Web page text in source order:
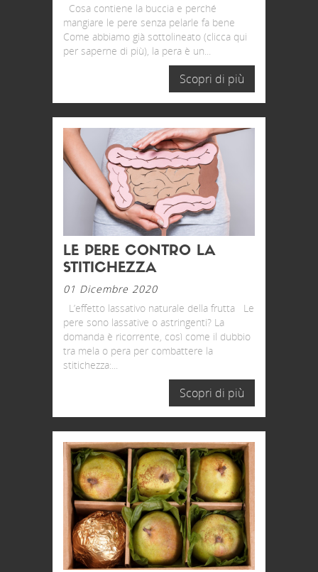
Cosa contiene la buccia e perché
mangiare le pere senza pelarle fa bene
Come abbiamo già sottolineato (clicca qui
per saperne di più), la pera è un...
Scopri di più
LE PERE CONTRO LA
STITICHEZZA
01 Dicembre 2020
L’effetto lassativo naturale della frutta Le
pere sono lassative o astringenti? La
domanda è ricorrente, così come il dubbio
tra mela o pera per combattere la
stitichezza:...
Scopri di più